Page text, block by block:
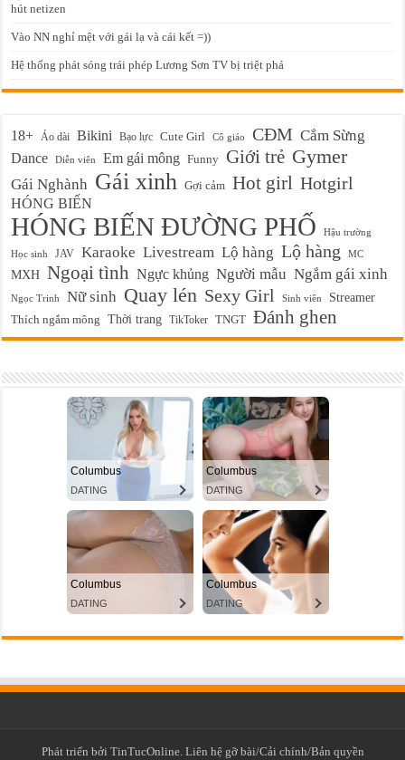
hút netizen
Vào NN nghỉ mệt với gái lạ và cái kết =))
Hệ thống phát sóng trái phép Lương Sơn TV bị triệt phá
18+ Áo dài Bikini Bạo lực Cute Girl Cô giáo CĐM Cắm Sừng
Dance Diễn viên Em gái mông Funny Giới trẻ Gymer
Gái Nghành Gái xinh Gợi cảm Hot girl Hotgirl
HÓNG BIẾN
HÓNG BIẾN ĐƯỜNG PHỐ
Hậu trường
Học sinh
JAV Karaoke Livestream Lộ hàng Lộ hàng MC
MXH Ngoại tình Ngực khủng Người mẫu Ngắm gái xinh
Ngọc Trinh Nữ sinh Quay lén Sexy Girl Sinh viên Streamer
Thích ngắm mông Thời trang TikToker TNGT Đánh ghen
Phát triển bởi TinTucOnline. Liên hệ gỡ bài/Cải chính/Bản quyền